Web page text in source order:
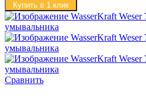
Купить в 1 клик
Сравнить